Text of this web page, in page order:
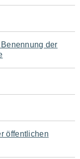
der
öffentlichen